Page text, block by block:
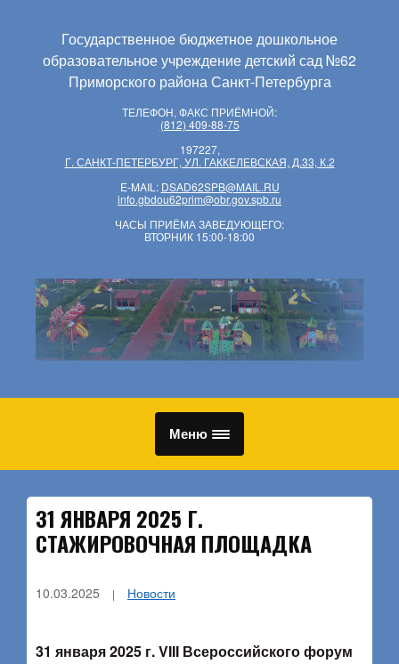
Государственное бюджетное дошкольное
образовательное учреждение детский сад №62
Приморского района Санкт-Петербурга
ТЕЛЕФОН, ФАКС ПРИЁМНОЙ:
(812) 409-88-75
197227,
Г. САНКТ-ПЕТЕРБУРГ, УЛ. ГАККЕЛЕВСКАЯ, Д.33, К.2
E-MAIL: DSAD62SPB@MAIL.RU
info.gbdou62prim@obr.gov.spb.ru
ЧАСЫ ПРИЁМА ЗАВЕДУЮЩЕГО:
ВТОРНИК 15:00-18:00
Меню
31 ЯНВАРЯ 2025 Г.
СТАЖИРОВОЧНАЯ ПЛОЩАДКА
10.03.2025 Новости
31 января 2025 г. VIII Всероссийского форум